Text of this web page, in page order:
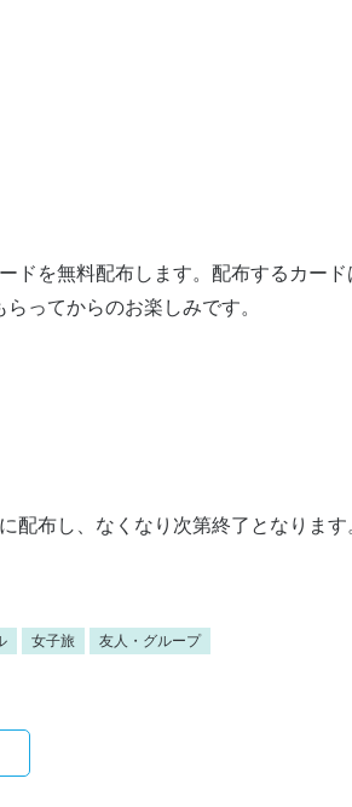
を無料配布します。配布するカー
ってからのお楽しみです。
配布し、なくなり次第終了となります
女子旅 友人・グループ